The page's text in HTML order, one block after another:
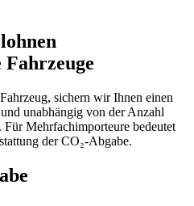
sichern wir Ihnen einen
unabhängig von der Anzahl
Mehrfachimporteure bedeutet
der CO₂-Abgabe.